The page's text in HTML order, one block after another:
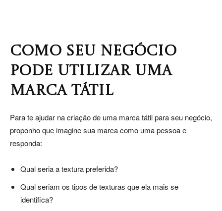
COMO SEU NEGÓCIO
PODE UTILIZAR UMA
MARCA TÁTIL
Para te ajudar na criação de uma marca tátil para seu negócio,
proponho que imagine sua marca como uma pessoa e
responda:
Qual seria a textura preferida?
Qual seriam os tipos de texturas que ela mais se
identifica?